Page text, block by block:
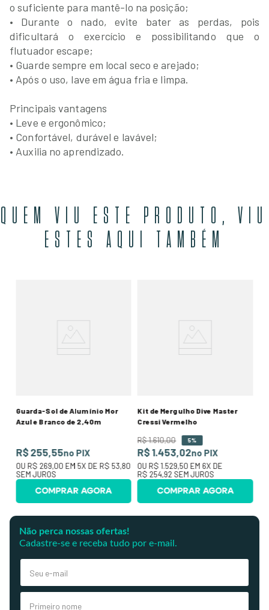
o suficiente para mantê-lo na posição;
• Durante o nado, evite bater as perdas, pois
dificultará o exercício e possibilitando que o
flutuador escape;
• Guarde sempre em local seco e arejado;
• Após o uso, lave em água fria e limpa.
Principais vantagens
• Leve e ergonômico;
• Confortável, durável e lavável;
• Auxilia no aprendizado.
QUEM VIU ESTE PRODUTO, VIU
ESTES AQUI TAMBÉM
Guarda-Sol de Alumínio Mor
Azul e Branco de 2,40m
R$ 255,55no PIX
OU R$ 269,00 EM 5X DE R$ 53,80
SEM JUROS
COMPRAR AGORA
Kit de Mergulho Dive Master
Cressi Vermelho
R$1.610,00 5%
R$ 1.453,02no PIX
OU R$ 1.529,50 EM 6X DE
R$ 254,92 SEM JUROS
COMPRAR AGORA
Não perca nossas ofertas!
Cadastre-se e receba tudo por e-mail.